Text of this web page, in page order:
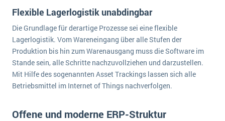
SAP investiert mit zwei strategischen Übernahmen in Enterprise-KI
ERP-Trends in der Produktion
NACHRICHTENARCHIV
Flexible Lagerlogistik unabdingbar
Die Grundlage für derartige Prozesse sei eine flexible
Lagerlogistik. Vom Wareneingang über alle Stufen der
Produktion bis hin zum Warenausgang muss die Software im
Stande sein, alle Schritte nachzuvollziehen und darzustellen.
Mit Hilfe des sogenannten Asset Trackings lassen sich alle
Betriebsmittel im Internet of Things nachverfolgen.
Offene und moderne ERP-Struktur